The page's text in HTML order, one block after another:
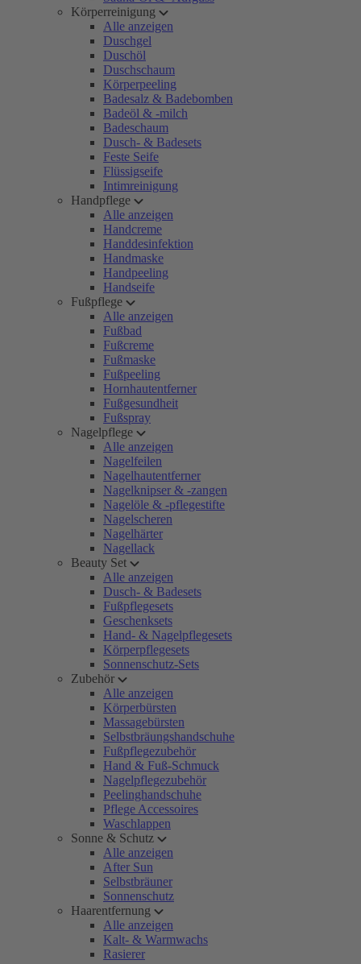
Körperreinigung
Alle anzeigen
Duschgel
Duschöl
Duschschaum
Körperpeeling
Badesalz & Badebomben
Badeöl & -milch
Badeschaum
Dusch- & Badesets
Feste Seife
Flüssigseife
Intimreinigung
Handpflege
Alle anzeigen
Handcreme
Handdesinfektion
Handmaske
Handpeeling
Handseife
Fußpflege
Alle anzeigen
Fußbad
Fußcreme
Fußmaske
Fußpeeling
Hornhautentferner
Fußgesundheit
Fußspray
Nagelpflege
Alle anzeigen
Nagelfeilen
Nagelhautentferner
Nagelknipser & -zangen
Nagelöle & -pflegestifte
Nagelscheren
Nagelhärter
Nagellack
Beauty Set
Alle anzeigen
Dusch- & Badesets
Fußpflegesets
Geschenksets
Hand- & Nagelpflegesets
Körperpflegesets
Sonnenschutz-Sets
Zubehör
Alle anzeigen
Körperbürsten
Massagebürsten
Selbstbräungshandschuhe
Fußpflegezubehör
Hand & Fuß-Schmuck
Nagelpflegezubehör
Peelinghandschuhe
Pflege Accessoires
Waschlappen
Sonne & Schutz
Alle anzeigen
After Sun
Selbstbräuner
Sonnenschutz
Haarentfernung
Alle anzeigen
Kalt- & Warmwachs
Rasierer